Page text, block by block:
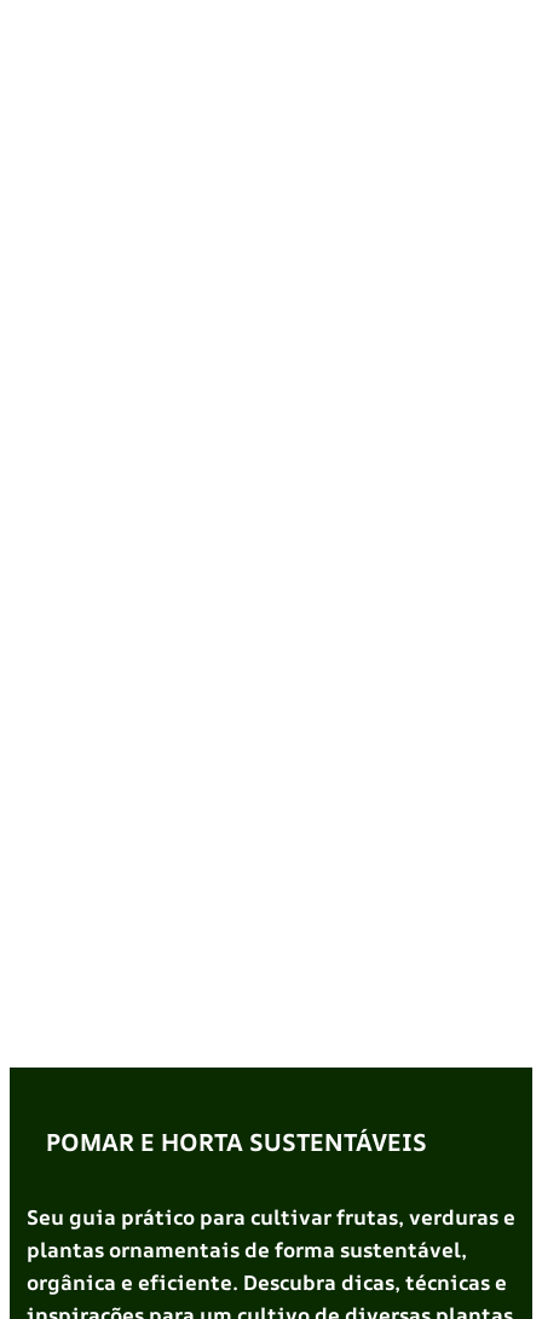
POMAR E HORTA SUSTENTÁVEIS
Seu guia prático para cultivar frutas, verduras e
plantas ornamentais de forma sustentável,
orgânica e eficiente. Descubra dicas, técnicas e